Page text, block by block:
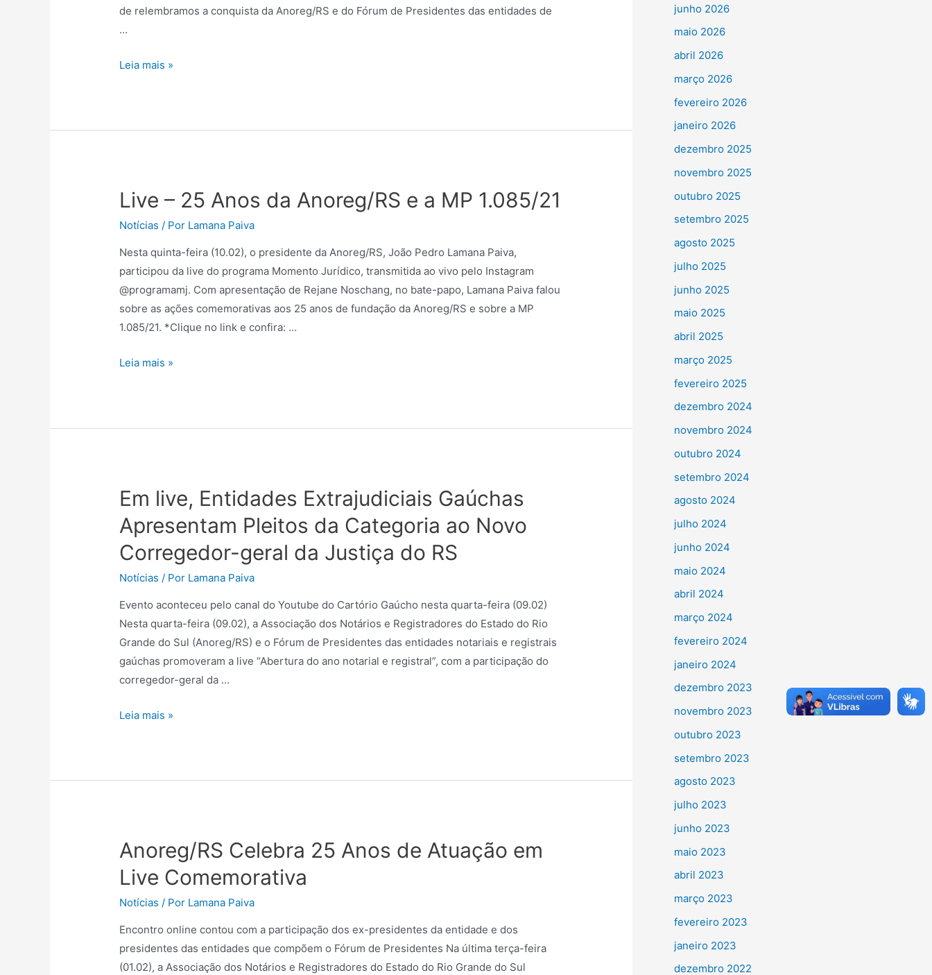
de relembramos a conquista da Anoreg/RS e do Fórum de Presidentes das entidades de
…
Leia mais »
Live – 25 Anos da Anoreg/RS e a MP 1.085/21
Notícias / Por Lamana Paiva
Nesta quinta-feira (10.02), o presidente da Anoreg/RS, João Pedro Lamana Paiva,
participou da live do programa Momento Jurídico, transmitida ao vivo pelo Instagram
@programamj. Com apresentação de Rejane Noschang, no bate-papo, Lamana Paiva falou
sobre as ações comemorativas aos 25 anos de fundação da Anoreg/RS e sobre a MP
1.085/21. *Clique no link e confira: …
Leia mais »
Em live, Entidades Extrajudiciais Gaúchas
Apresentam Pleitos da Categoria ao Novo
Corregedor-geral da Justiça do RS
Notícias / Por Lamana Paiva
Evento aconteceu pelo canal do Youtube do Cartório Gaúcho nesta quarta-feira (09.02)
Nesta quarta-feira (09.02), a Associação dos Notários e Registradores do Estado do Rio
Grande do Sul (Anoreg/RS) e o Fórum de Presidentes das entidades notariais e registrais
gaúchas promoveram a live “Abertura do ano notarial e registral”, com a participação do
corregedor-geral da …
Leia mais »
Anoreg/RS Celebra 25 Anos de Atuação em
Live Comemorativa
Notícias / Por Lamana Paiva
Encontro online contou com a participação dos ex-presidentes da entidade e dos
presidentes das entidades que compõem o Fórum de Presidentes Na última terça-feira
(01.02), a Associação dos Notários e Registradores do Estado do Rio Grande do Sul
junho 2026
maio 2026
abril 2026
março 2026
fevereiro 2026
janeiro 2026
dezembro 2025
novembro 2025
outubro 2025
setembro 2025
agosto 2025
julho 2025
junho 2025
maio 2025
abril 2025
março 2025
fevereiro 2025
dezembro 2024
novembro 2024
outubro 2024
setembro 2024
agosto 2024
julho 2024
junho 2024
maio 2024
abril 2024
março 2024
fevereiro 2024
janeiro 2024
dezembro 2023
novembro 2023
outubro 2023
setembro 2023
agosto 2023
julho 2023
junho 2023
maio 2023
abril 2023
março 2023
fevereiro 2023
janeiro 2023
dezembro 2022